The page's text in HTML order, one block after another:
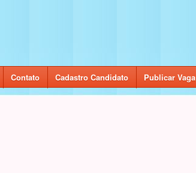
Contato Cadastro Candidato Publicar Vaga